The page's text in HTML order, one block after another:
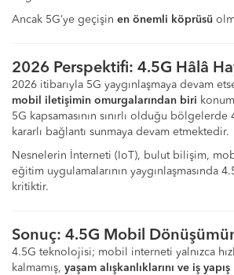
Ancak 5G’ye geçişin en önemli köprüsü
2026 Perspektifi: 4.5G Hâlâ
2026 itibarıyla 5G yaygınlaşmaya devam
mobil iletişimin omurgalarından biri
5G kapsamasının sınırlı olduğu bölgelerde
kararlı bağlantı sunmaya devam etmektedir.
Nesnelerin İnterneti (IoT), bulut bilişim,
eğitim uygulamalarının yaygınlaşmasında
kritiktir.
Sonuç: 4.5G Mobil
4.5G teknolojisi; mobil interneti yalnızca
kalmamış, yaşam alışkanlıklarını ve iş